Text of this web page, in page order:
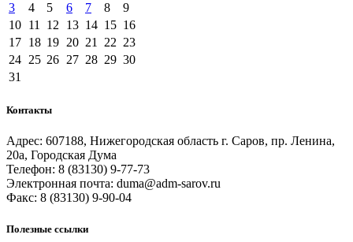
3 4 5 6 7 8
9
10 11 12 13 14 15 16
17 18 19 20 21 22 23
24 25 26 27 28 29 30
31
Контакты
Адрес: 607188, Нижегородская область г. Саров, пр. Ленина,
20а, Городская Дума
Телефон: 8 (83130) 9-77-73
Электронная почта: duma@adm-sarov.ru
Факс: 8 (83130) 9-90-04
Полезные ссылки